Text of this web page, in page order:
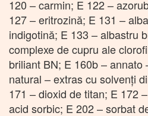
120 – carmin; E 122 –
127 – eritrozină; E 131 –
indigotină; E 133 – albastru
complexe de cupru ale
briliant BN; E 160b – annato
natural – extras cu solvenți
171 – dioxid de titan; E 172
acid sorbic; E 202 – sorbat